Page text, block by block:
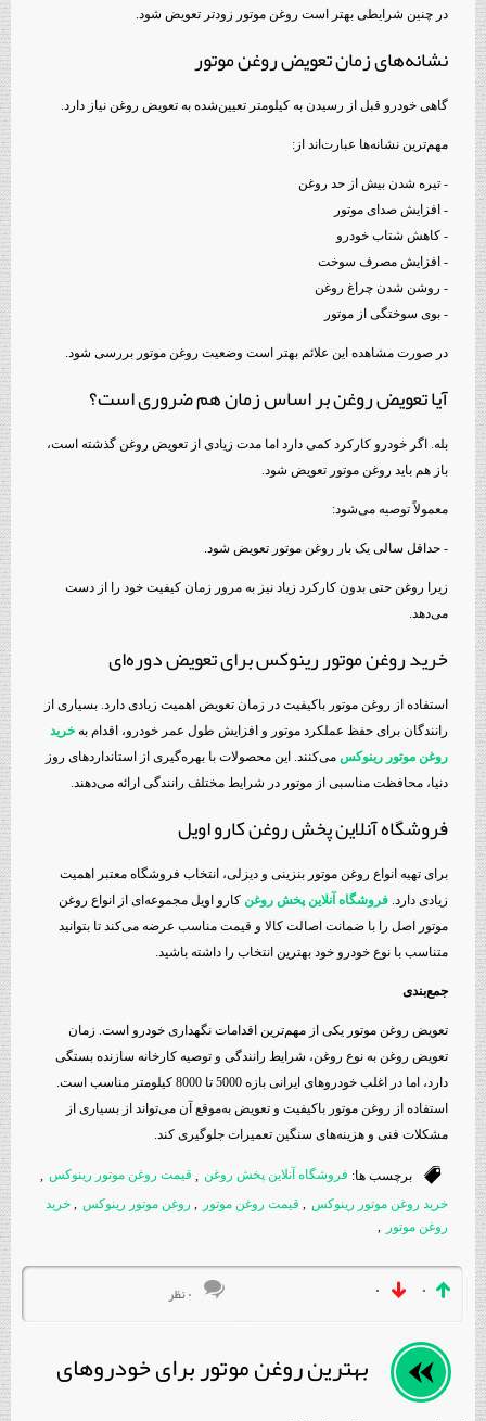
در چنین شرایطی بهتر است روغن موتور زودتر تعویض شود.
نشانه‌های زمان تعویض روغن موتور
گاهی خودرو قبل از رسیدن به کیلومتر تعیین‌شده به تعویض روغن نیاز دارد.
مهم‌ترین نشانه‌ها عبارت‌اند از:
- تیره شدن بیش از حد روغن
- افزایش صدای موتور
- کاهش شتاب خودرو
- افزایش مصرف سوخت
- روشن شدن چراغ روغن
- بوی سوختگی از موتور
در صورت مشاهده این علائم بهتر است وضعیت روغن موتور بررسی شود.
آیا تعویض روغن بر اساس زمان هم ضروری است؟
بله. اگر خودرو کارکرد کمی دارد اما مدت زیادی از تعویض روغن گذشته است،
باز هم باید روغن موتور تعویض شود.
معمولاً توصیه می‌شود:
- حداقل سالی یک بار روغن موتور تعویض شود.
زیرا روغن حتی بدون کارکرد زیاد نیز به مرور زمان کیفیت خود را از دست
می‌دهد.
خرید روغن موتور رینوکس برای تعویض دوره‌ای
استفاده از روغن موتور باکیفیت در زمان تعویض اهمیت زیادی دارد. بسیاری از
رانندگان برای حفظ عملکرد موتور و افزایش طول عمر خودرو، اقدام به خرید
روغن موتور رینوکس می‌کنند. این محصولات با بهره‌گیری از استانداردهای روز
دنیا، محافظت مناسبی از موتور در شرایط مختلف رانندگی ارائه می‌دهند.
فروشگاه آنلاین پخش روغن کارو اویل
برای تهیه انواع روغن موتور بنزینی و دیزلی، انتخاب فروشگاه معتبر اهمیت
زیادی دارد. فروشگاه آنلاین پخش روغن کارو اویل مجموعه‌ای از انواع روغن
موتور اصل را با ضمانت اصالت کالا و قیمت مناسب عرضه می‌کند تا بتوانید
متناسب با نوع خودرو خود بهترین انتخاب را داشته باشید.
جمع‌بندی
تعویض روغن موتور یکی از مهم‌ترین اقدامات نگهداری خودرو است. زمان
تعویض روغن به نوع روغن، شرایط رانندگی و توصیه کارخانه سازنده بستگی
دارد، اما در اغلب خودروهای ایرانی بازه 5000 تا 8000 کیلومتر مناسب است.
استفاده از روغن موتور باکیفیت و تعویض به‌موقع آن می‌تواند از بسیاری از
مشکلات فنی و هزینه‌های سنگین تعمیرات جلوگیری کند.
برچسب ها: فروشگاه آنلاین پخش روغن قیمت روغن موتور رینوکس
خرید روغن موتور رینوکس
قیمت روغن موتور روغن موتور رینوکس
خرید
روغن موتور
۰ ۰ ۰ نظر
بهترین روغن موتور برای خودروهای